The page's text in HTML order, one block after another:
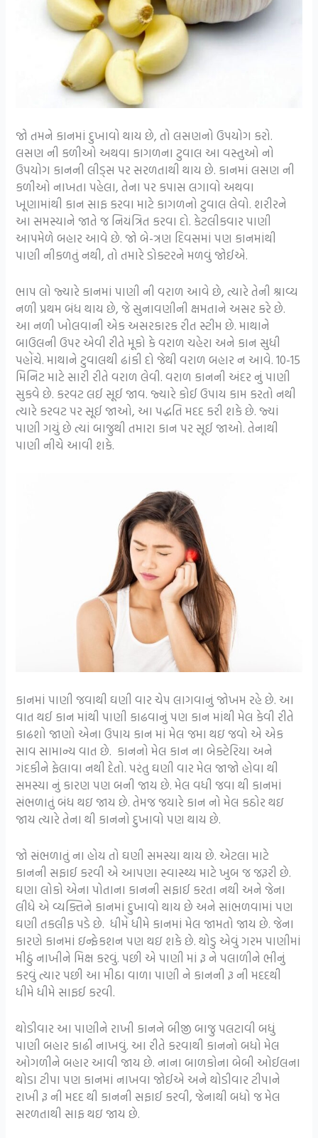
જો તમને કાનમાં દુખાવો થાય છે, તો લસણનો ઉપયોગ કરો.
લસણ ની કળીઓ અથવા કાગળના ટુવાલ આ વસ્તુઓ નો
ઉપયોગ કાનની લીડ્સ પર સરળતાથી થાય છે. કાનમાં લસણ ની
કળીઓ નાખતા પહેલા, તેના પર કપાસ લગાવો અથવા
ખૂણામાંથી કાન સાફ કરવા માટે કાગળનો ટુવાલ લેવો. શરીરને
આ સમસ્યાને જાતે જ નિયંત્રિત કરવા દો. કેટલીકવાર પાણી
આપમેળે બહાર આવે છે. જો બે-ત્રણ દિવસમાં પણ કાનમાંથી
પાણી નીકળતું નથી, તો તમારે ડોક્ટરને મળવું જોઈએ.
ભાપ લો જ્યારે કાનમાં પાણી ની વરાળ આવે છે, ત્યારે તેની શ્રાવ્ય
નળી પ્રથમ બંધ થાય છે, જે સુનાવણીની ક્ષમતાને અસર કરે છે.
આ નળી ખોલવાની એક અસરકારક રીત સ્ટીમ છે. માથાને
બાઉલની ઉપર એવી રીતે મૂકો કે વરાળ ચહેરા અને કાન સુધી
પહોંચે. માથાને ટુવાલથી ઢાંકી દો જેથી વરાળ બહાર ન આવે. 10-15
મિનિટ માટે સારી રીતે વરાળ લેવી. વરાળ કાનની અંદર નું પાણી
સુકવે છે. કરવટ લઈ સૂઈ જાવ. જ્યારે કોઈ ઉપાય કામ કરતો નથી
ત્યારે કરવટ પર સૂઈ જાઓ, આ પદ્ધતિ મદદ કરી શકે છે. જ્યાં
પાણી ગયું છે ત્યાં બાજુથી તમારા કાન પર સૂઈ જાઓ. તેનાથી
પાણી નીચે આવી શકે.
કાનમાં પાણી જવાથી ઘણી વાર ચેપ લાગવાનું જોખમ રહે છે. આ
વાત થઈ કાન માંથી પાણી કાઢવાનું પણ કાન માંથી મેલ કેવી રીતે
કાઢશો જાણો એના ઉપાય કાન માં મેલ જમા થઇ જવો એ એક
સાવ સામાન્ય વાત છે. કાનનો મેલ કાન ના બેક્ટેરિયા અને
ગંદકીને ફેલાવા નથી દેતો. પરંતુ ઘણી વાર મેલ જાજો હોવા થી
સમસ્યા નું કારણ પણ બની જાય છે. મેલ વધી જવા થી કાનમાં
સંભળાતું બંધ થઇ જાય છે. તેમજ જયારે કાન નો મેલ કઠોર થઇ
જાય ત્યારે તેના થી કાનનો દુખાવો પણ થાય છે.
જો સંભળાતું ના હોય તો ઘણી સમસ્યા થાય છે. એટલા માટે
કાનની સફાઈ કરવી એ આપણા સ્વાસ્થ્ય માટે ખુબ જ જરૂરી છે.
ઘણા લોકો એના પોતાના કાનની સફાઈ કરતા નથી અને જેના
લીધે એ વ્યક્તિને કાનમાં દુખાવો થાય છે અને સાંભળવામાં પણ
ઘણી તકલીફ પડે છે. ધીમેં ધીમે કાનમાં મેલ જામતો જાય છે. જેના
કારણે કાનમાં ઇન્ફેકશન પણ થઇ શકે છે. થોડુ એવું ગરમ પાણીમાં
મીઠું નાખીને મિક્ષ કરવું. પછી એ પાણી માં રૂ ને પલાળીને ભીનું
કરવું ત્યાર પછી આ મીઠા વાળા પાણી ને કાનની રૂ ની મદદથી
ધીમે ધીમે સાફઈ કરવી.
થોડીવાર આ પાણીને રાખી કાનને બીજી બાજુ પલટાવી બધું
પાણી બહાર કાઢી નાખવું. આ રીતે કરવાથી કાનનો બધો મેલ
ઓગળીને બહાર આવી જાય છે. નાના બાળકોના બેબી ઓઈલના
થોડા ટીપા પણ કાનમાં નાખવા જોઈએ અને થોડીવાર ટીપાને
રાખી રૂ ની મદદ થી કાનની સફાઈ કરવી, જેનાથી બધો જ મેલ
સરળતાથી સાફ થઇ જાય છે.